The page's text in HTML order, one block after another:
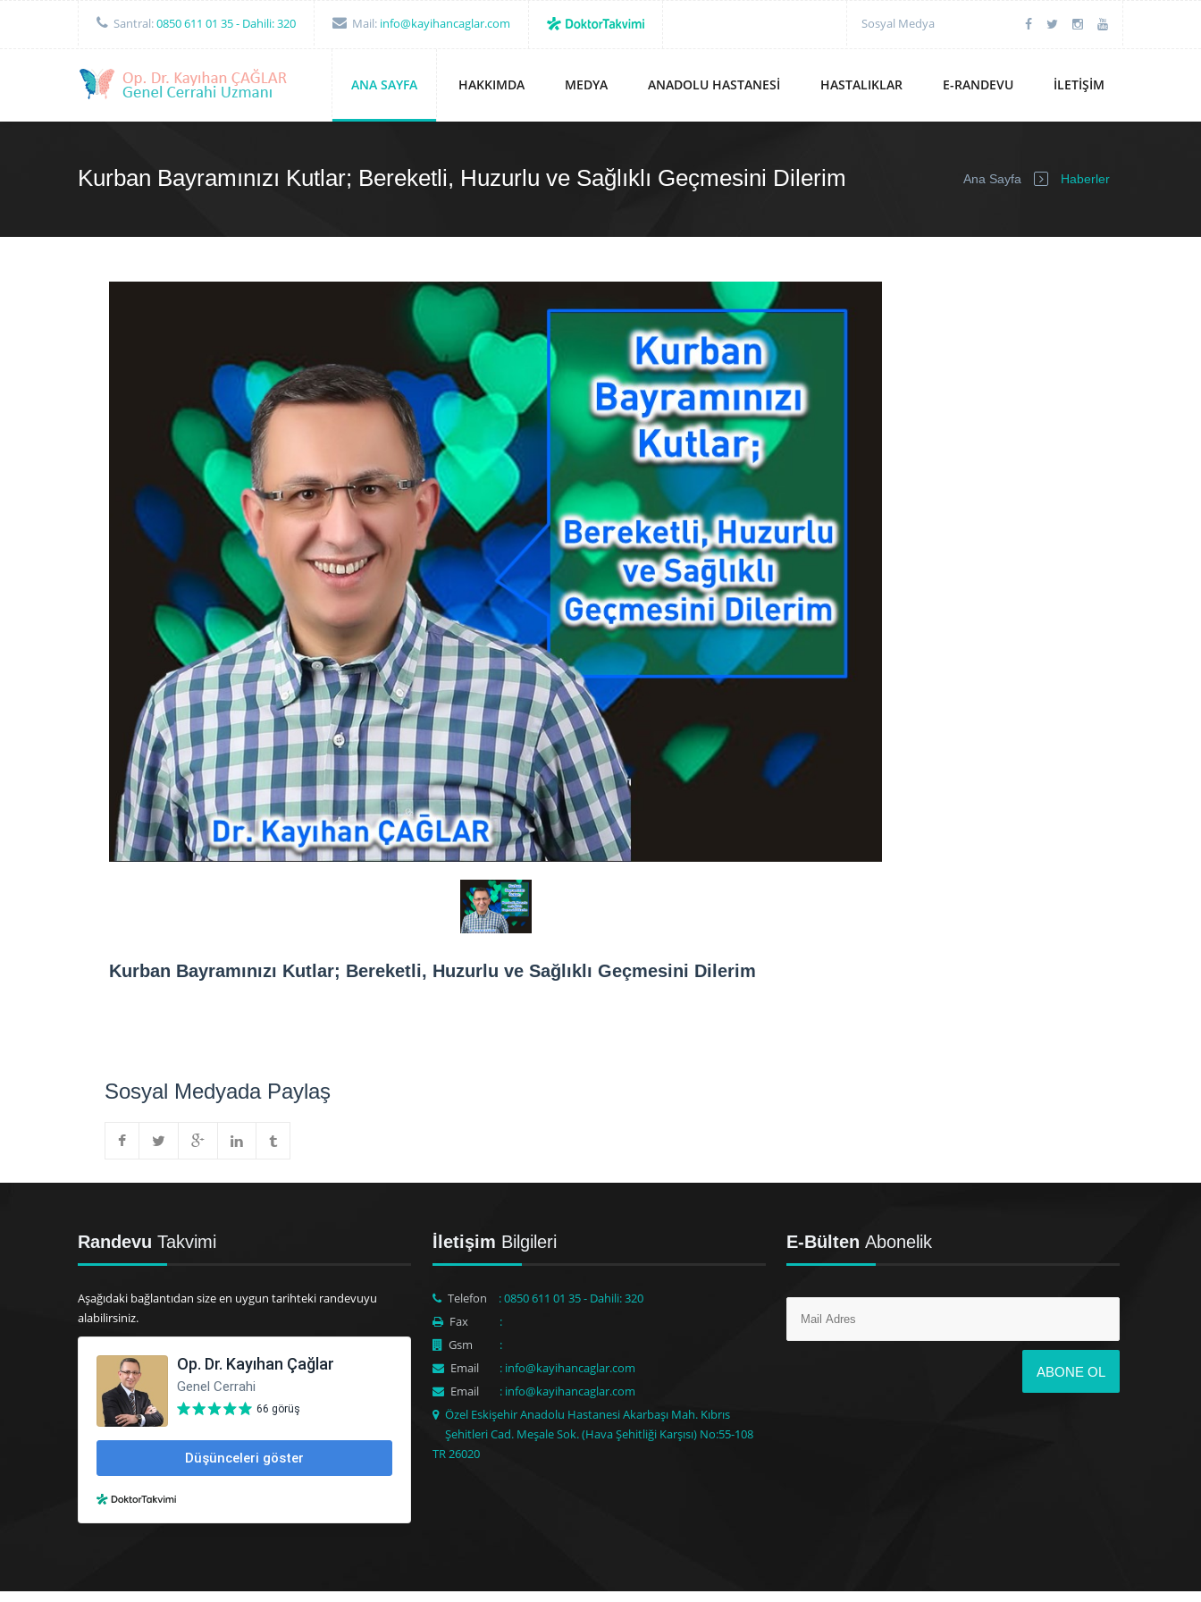
Santral:0850 611 01 35- Dahili: 320 Mail: info@kayihancaglar.com Sosyal Medya
ANA SAYFA HAKKIMDA MEDYA ANADOLU HASTANESI HASTALIKLAR E-RANDEVU İLETIŞIM
Kurban Bayramınızı Kutlar; Bereketli, Huzurlu ve Sağlıklı Geçmesini Dilerim Ana Sayfa Haberler
Kurban Bayramınızı Kutlar; Bereketli, Huzurlu ve Sağlıklı Geçmesini Dilerim
Sosyal Medyada Paylaş
Randevu Takvimi
Aşağıdaki bağlantıdan size en uygun tarihteki randevuyu
alabilirsiniz.
İletişim Bilgileri
Telefon
: 0850 611 01 35 - Dahili: 320
Fax
:
Gsm
:
Email
: info@kayihancaglar.com
Email
: info@kayihancaglar.com
Özel Eskişehir Anadolu Hastanesi Akarbaşı Mah. Kıbrıs
Şehitleri Cad. Meşale Sok. (Hava Şehitliği Karşısı) No:55-108
TR 26020
E-BültenAbonelik